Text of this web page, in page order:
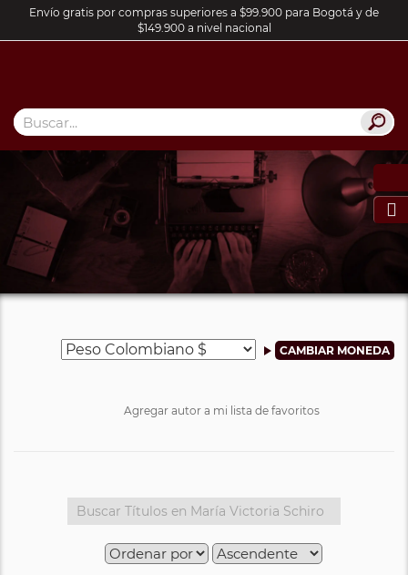
Envío gratis por compras superiores a $99.900 para Bogotá y de
$149.900 a nivel nacional

Agregar autor a mi lista de favoritos